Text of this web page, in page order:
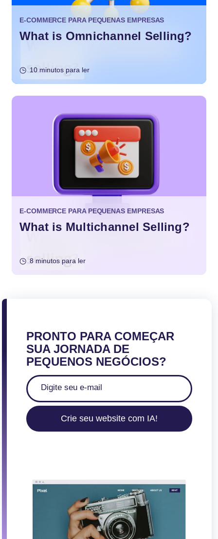
E-COMMERCE PARA PEQUENAS EMPRESAS
What is Omnichannel Selling?
10 minutos para ler
E-COMMERCE PARA PEQUENAS EMPRESAS
What is Multichannel Selling?
8 minutos para ler
PRONTO PARA COMEÇAR
SUA JORNADA DE
PEQUENOS NEGÓCIOS?
Crie seu website com IA!